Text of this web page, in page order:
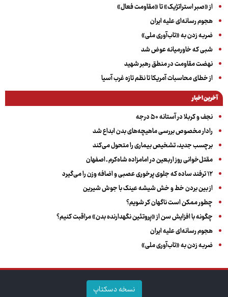
از «صبر استراتژیک» تا «مقاومت فعال»
هجوم رسانه‌ای علیه ایران
ضربه زدن به «تاب‌آوری ملی»
شبی که خاورمیانه عوض شد
نهضت مقاومت در منطق رهبر شهید
از خطای محاسبات آمریکا تا نظم تازه غرب آسیا
آخرین اخبار
نجف و کربلا در آستانه ۵۰ درجه
رادار مخصوص بررسی ماهیچه‌های بدن ابداع شد
برچسب جدید، تشخیص بیماری را متحول می‌کند
مقتل‌خوانی روز اربعین در امامزاده شاه‌کرم ـ اصفهان
۱۲ ترفند ساده که جلوی پرخوری عصبی و اضافه ‌وزن را می‌گیرد
از بین بردن خط و خش شیشه عینک با جوش شیرین
چطور ممکن است ناگهان کر شویم؟
چگونه با افزایش سن از «پروتئین نگهدارنده بدن» مراقبت کنیم؟
هجوم رسانه‌ای علیه ایران
ضربه زدن به «تاب‌آوری ملی»
نسخه دسکتاپ